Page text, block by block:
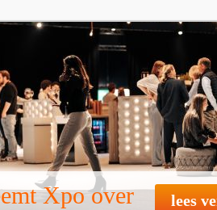
Xpo over lees